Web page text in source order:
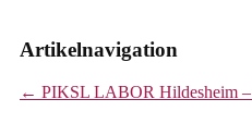
Artikelnavigation
← PIKSL LABOR Hildesheim –